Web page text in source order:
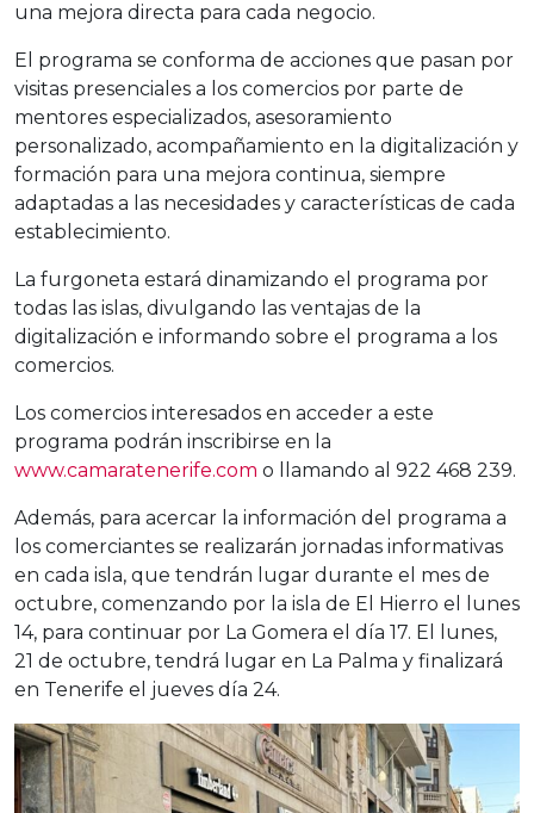
una mejora directa para cada negocio.
El programa se conforma de acciones que pasan por
visitas presenciales a los comercios por parte de
mentores especializados, asesoramiento
personalizado, acompañamiento en la digitalización y
formación para una mejora continua, siempre
adaptadas a las necesidades y características de cada
establecimiento.
La furgoneta estará dinamizando el programa por
todas las islas, divulgando las ventajas de la
digitalización e informando sobre el programa a los
comercios.
Los comercios interesados en acceder a este
programa podrán inscribirse en la
www.camaratenerife.com o llamando al 922 468 239.
Además, para acercar la información del programa a
los comerciantes se realizarán jornadas informativas
en cada isla, que tendrán lugar durante el mes de
octubre, comenzando por la isla de El Hierro el lunes
14, para continuar por La Gomera el día 17. El lunes,
21 de octubre, tendrá lugar en La Palma y finalizará
en Tenerife el jueves día 24.